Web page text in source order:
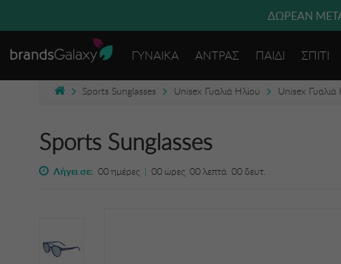
ΔΩΡΕΑΝ
ΓΥΝΑΙΚΑ ΑΝΤΡΑΣ ΠΑΙΔΙ ΣΠΙΤΙ
Sports Sunglasses Unisex Γυαλιά Ηλίου Unisex
Sports Sunglasses
Λήγει σε: 00ημέρες | 00 ώρες 00λεπτά 00 δευτ.